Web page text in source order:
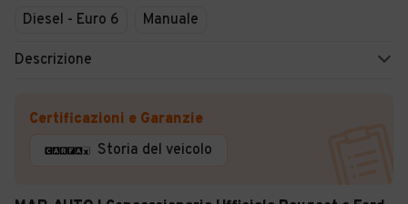
Diesel - Euro 6
Manuale
Descrizione
Certificazioni e Garanzie
Storia del veicolo